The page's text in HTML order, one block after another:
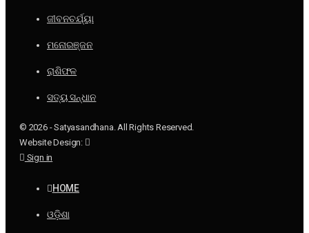
ଜୀବନଚର୍ଯ୍ୟା
ମନୋରଞ୍ଜନ
ରାଶିଫଳ
ସତ୍ୟ ସନ୍ଧାନ
© 2026 - Satyasandhana. All Rights Reserved.
Website Design:
Sign in
HOME
ଓଡ଼ିଶା